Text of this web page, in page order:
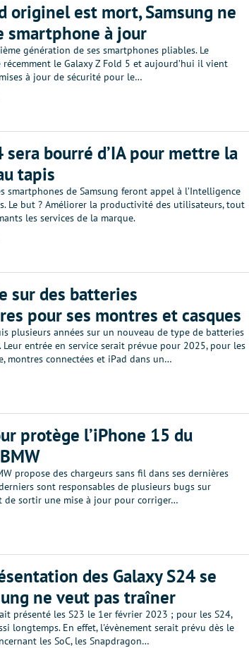
originel est mort, Samsung ne
smartphone à jour
génération de ses smartphones pliables. Le
le Galaxy Z Fold 5 et aujourd’hui il vient
à jour de sécurité pour le…
sera bourré d’IA pour mettre la
tapis
smartphones de Samsung feront appel à l’Intelligence
Le but ? Améliorer la productivité des utilisateurs, tout
les services de la marque.
sur des batteries
pour ses montres et casques
plusieurs années sur un nouveau de type de batteries
entrée en service serait prévue pour 2025, pour les
montres connectées et iPad dans un…
protège l’iPhone 15 du
propose des chargeurs sans fil dans ses dernières
sont responsables de plusieurs bugs sur
de sortir une mise à jour pour corriger…
des Galaxy S24 se
ne veut pas traîner
présenté les S23 le 1er février 2023 ; pour les S24,
longtemps. En effet, l'évènement serait prévu dès le
les SoC, les Snapdragon…